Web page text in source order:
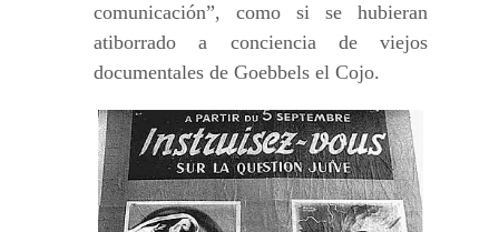
comunicación”, como si se hubieran
atiborrado a conciencia de viejos
documentales de Goebbels el Cojo.